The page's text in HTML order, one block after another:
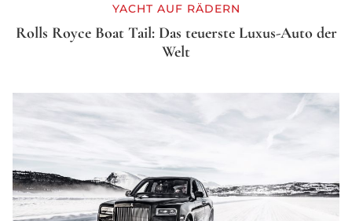
YACHT AUF RÄDERN
Rolls Royce Boat Tail: Das teuerste Luxus-Auto der
Welt